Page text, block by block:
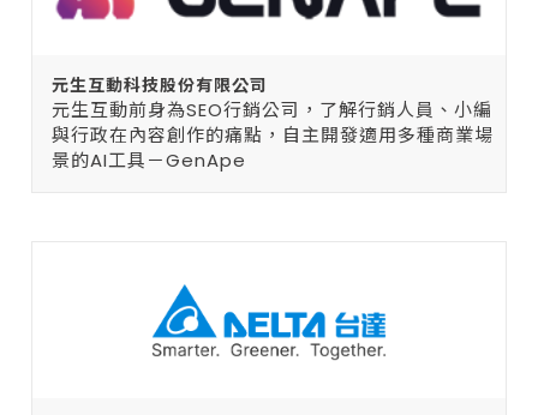
元生互動科技股份有限公司
元生互動前身為SEO行銷公司，了解行銷人員、小編
與行政在內容創作的痛點，自主開發適用多種商業場
景的AI工具－GenApe